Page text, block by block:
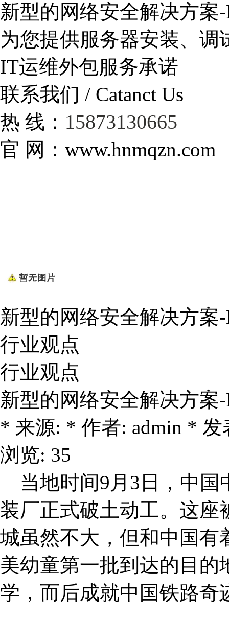
新型的网络安全解决方案
为您提供服务器安装、调
IT运维外包服务承诺
联系我们 / Catanct Us
热 线： 15873130665
官 网：www.hnmqzn.com
新型的网络安全解决方案
行业观点
行业观点
新型的网络安全解决方案
* 来源: * 作者: admin * 发
浏览: 35
当地时间9月3日，中国
装厂正式破土动工。这座
城虽然不大，但和中国有
美幼童第一批到达的目
学，而后成就中国铁路奇